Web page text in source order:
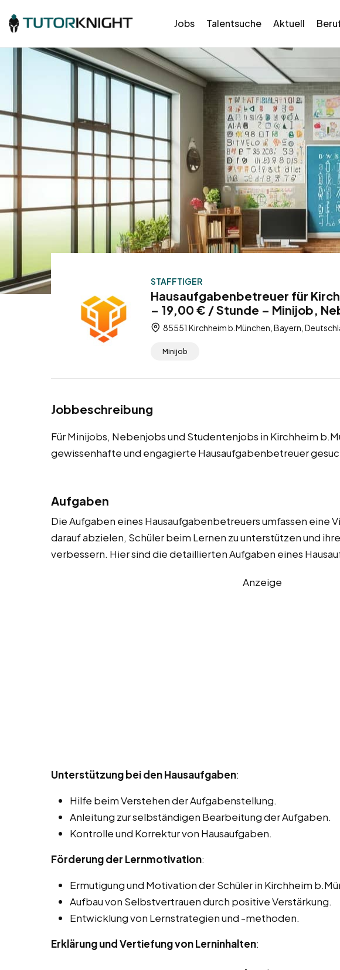
Jobs Talentsuche Aktuell
STAFFTIGER
Hausaufgabenbetreuer für
– 19,00 € / Stunde – Minijob,
85551 Kirchheim b.München, Bayern,
Minijob
Jobbeschreibung
Für Minijobs, Nebenjobs und Studentenjobs in Kirchheim
gewissenhafte und engagierte Hausaufgabenbetreuer
Aufgaben
Die Aufgaben eines Hausaufgabenbetreuers umfassen eine
darauf abzielen, Schüler beim Lernen zu unterstützen und
verbessern. Hier sind die detaillierten Aufgaben eines
Anzeige
Unterstützung bei den Hausaufgaben:
Hilfe beim Verstehen der Aufgabenstellung.
Anleitung zur selbständigen Bearbeitung der Aufgaben.
Kontrolle und Korrektur von Hausaufgaben.
Förderung der Lernmotivation:
Ermutigung und Motivation der Schüler in Kirchheim
Aufbau von Selbstvertrauen durch positive Verstärkung.
Entwicklung von Lernstrategien und -methoden.
Erklärung und Vertiefung von Lerninhalten: